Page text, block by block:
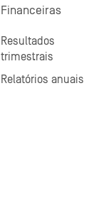
Financeiras
Resultados
trimestrais
Relatórios anuais